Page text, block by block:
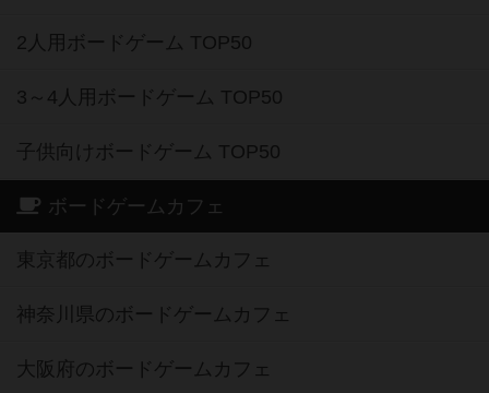
2人用ボードゲーム TOP50
3～4人用ボードゲーム TOP50
子供向けボードゲーム TOP50
ボードゲームカフェ
東京都のボードゲームカフェ
神奈川県のボードゲームカフェ
大阪府のボードゲームカフェ